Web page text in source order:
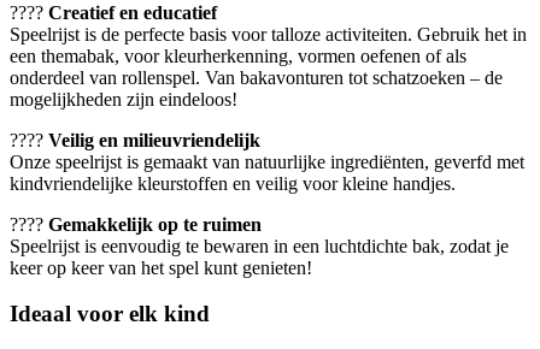
???? Creatief en educatief
Speelrijst is de perfecte basis voor talloze activiteiten. Gebruik het in
een themabak, voor kleurherkenning, vormen oefenen of als
onderdeel van rollenspel. Van bakavonturen tot schatzoeken – de
mogelijkheden zijn eindeloos!
???? Veilig en milieuvriendelijk
Onze speelrijst is gemaakt van natuurlijke ingrediënten, geverfd met
kindvriendelijke kleurstoffen en veilig voor kleine handjes.
???? Gemakkelijk op te ruimen
Speelrijst is eenvoudig te bewaren in een luchtdichte bak, zodat je
keer op keer van het spel kunt genieten!
Ideaal voor elk kind